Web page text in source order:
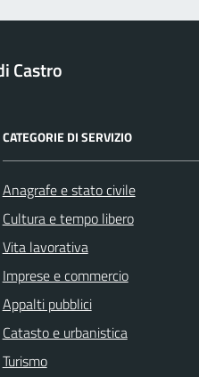
Castro
CATEGORIE DI SERVIZIO
Anagrafe e stato civile
Cultura e tempo libero
Vita lavorativa
Imprese e commercio
Appalti pubblici
Catasto e urbanistica
Turismo